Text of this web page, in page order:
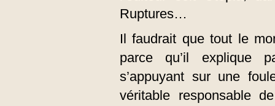
Ruptures…
Il faudrait que tout le
parce qu’il explique
s’appuyant sur une
véritable responsable